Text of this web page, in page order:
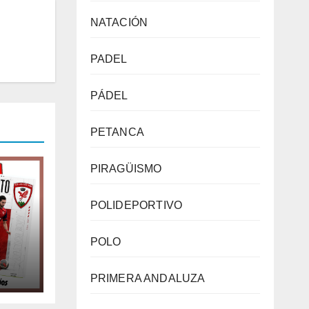
NATACIÓN
PADEL
PÁDEL
PETANCA
PIRAGÜISMO
POLIDEPORTIVO
POLO
PRIMERA ANDALUZA